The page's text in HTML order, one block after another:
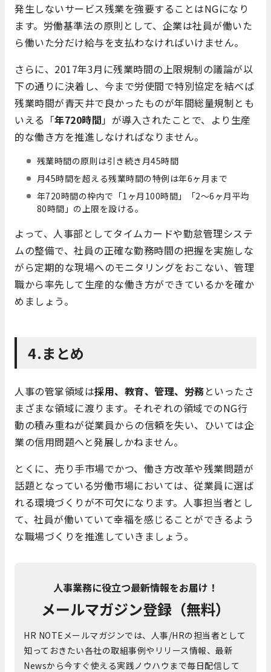
発生しないサービス残業を強要することはNGになり
ます。労働基準法の原則として、企業は社員が働いた
ら働いた分だけ給与を支払わなければいけません。
さらに、2017年3月に残業時間の上限規制の議論が以
下の通りに決着し、今まで労使間で特別協定を結べば
残業時間が青天井で良かったものが年間総量規制とも
いえる「年720時間」が導入されたことで、より生産
的な働き方を推進しなければなりません。
残業時間の原則は引き続き月45時間
月45時間を超える残業時間の特例は年6ヶ月まで
年720時間の枠内で「1ヶ月100時間」「2～6ヶ月平均
80時間」の上限を設ける。
よって、人事部としてタイムカードや勤怠管理システ
ムの整備で、社員の正確な勤務時間の把握を実施しな
がら定期的な現場へのモニタリングをおこない、管理
職から率先して生産的な働き方ができているかを確か
めましょう。
4.まとめ
人事の管掌領域は採用、教育、管理、労務といったさ
まざまな領域に渡ります。それぞれの領域でのNG行
動の積み重ねが従業員からの信頼を失い、ひいては企
業の信用問題へと発展しかねません。
とくに、売り手市場でかつ、働き方改革や残業問題が
話題となっている労働市場においては、従業員に選ば
れる環境づくりが不可欠になります。人事担当者とし
て、社員が働いていて幸福を感じることができるよう
な職場づくりを推進していきましょう。
人事業務に役立つ最新情報をお届け！
メールマガジン登録（無料）
HR NOTEメールマガジンでは、人事/HRの担当者として
知っておきたい各社の取組事例やリリース情報、最新
Newsから今すぐ使える実践ノウハウまで毎日配信して